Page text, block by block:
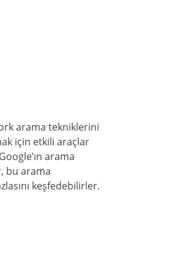
arama tekniklerini
için etkili araçlar
arama
bu arama
keşfedebilirler.